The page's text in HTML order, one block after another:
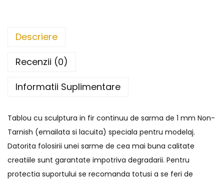
Descriere
Recenzii (0)
Informatii Suplimentare
Tablou cu sculptura in fir continuu de sarma de 1 mm Non-
Tarnish (emailata si lacuita) speciala pentru modelaj.
Datorita folosirii unei sarme de cea mai buna calitate
creatiile sunt garantate impotriva degradarii. Pentru
protectia suportului se recomanda totusi a se feri de